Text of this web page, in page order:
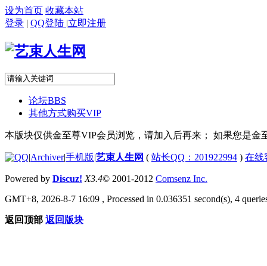
设为首页 收藏本站
登录 | QQ登陆 |立即注册
论坛BBS
其他方式购买VIP
本版块仅供金至尊VIP会员浏览，请加入后再来； 如果您是金
|Archiver|手机版|艺束人生网 ( 站长QQ：201922994 ) 在线
Powered by Discuz! X3.4© 2001-2012 Comsenz Inc.
GMT+8, 2026-8-7 16:09 , Processed in 0.036351 second(s), 4
返回顶部 返回版块